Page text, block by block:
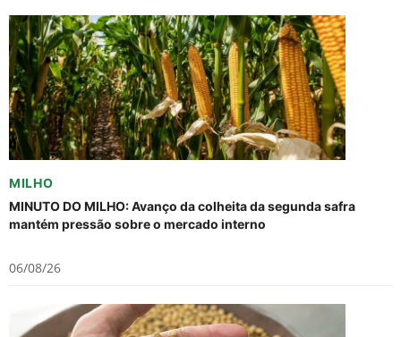
MILHO
MINUTO DO MILHO: Avanço da colheita da segunda safra
mantém pressão sobre o mercado interno
06/08/26